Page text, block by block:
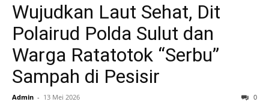
Wujudkan Laut Sehat, Dit
Polairud Polda Sulut dan
Warga Ratatotok “Serbu”
Sampah di Pesisir
Admin - 13 Mei 2026 0